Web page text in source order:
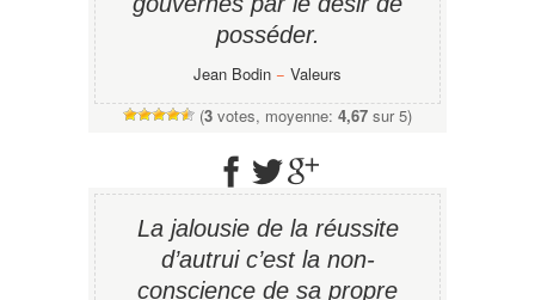
posséder.
Jean Bodin − Valeurs
(3 votes, moyenne: 4,67 sur 5)
La jalousie de la réussite
d’autrui c’est la non-
conscience de sa propre